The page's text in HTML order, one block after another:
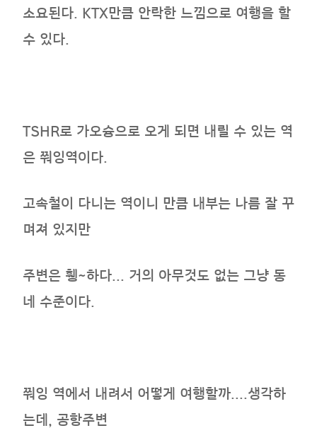
소요된다. KTX만큼 안락한 느낌으로 여행을 할
수 있다.
TSHR로 가오슝으로 오게 되면 내릴 수 있는 역
은 쭤잉역이다.
고속철이 다니는 역이니 만큼 내부는 나름 잘 꾸
며져 있지만
주변은 휑~하다... 거의 아무것도 없는 그냥 동
네 수준이다.
쭤잉 역에서 내려서 어떻게 여행할까....생각하
는데, 공항주변